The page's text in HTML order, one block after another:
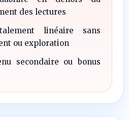
des lectures
linéaire sans
ou exploration
secondaire ou bonus